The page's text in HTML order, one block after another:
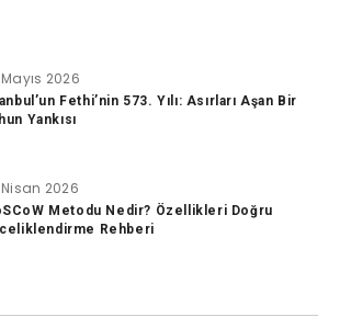
2026
Fethi’nin 573. Yılı: Asırları Aşan Bir
Yankısı
2026
Metodu Nedir? Özellikleri Doğru
Rehberi